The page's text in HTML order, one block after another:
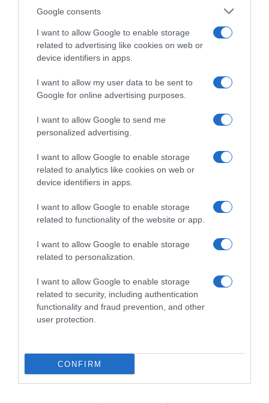
Google consents
I want to allow Google to enable storage
related to advertising like cookies on web or
device identifiers in apps.
I want to allow my user data to be sent to
Google for online advertising purposes.
I want to allow Google to send me
personalized advertising.
I want to allow Google to enable storage
related to analytics like cookies on web or
device identifiers in apps.
I want to allow Google to enable storage
related to functionality of the website or app.
I want to allow Google to enable storage
related to personalization.
I want to allow Google to enable storage
related to security, including authentication
functionality and fraud prevention, and other
user protection.
CONFIRM
Un anno nell’orto
Il libro-agenda di Orto Da Coltivare, per programmare le
coltivazioni.
Matteo Cereda
APPROFONDISCI
Orto Da Coltivare è il blog di riferimento per chiunque abbia
voglia di coltivare il proprio orto in modo naturale e
biologico. I nostri contenuti sono stati scritti per tutti i “livelli”
di esperienza: esperti di orticoltura biologica, giardinieri
amatoriali, permacultori e agricoltori sostenibili, a chi si
avvicina per la prima volta all’autoproduzione alimentare e
di tecniche di coltivazione, difesa biologica, varietà orticole,
agricoltura rigenerativa e tutto ciò che riguarda l’orto
biodiversità agraria e pratiche di agricoltura sostenibile,
tutto fatto con guide pratiche per chi vuole sviluppare il
proprio orto rispettando l’ambiente. Buon orto!
CreditsPrivacy e CookiePreferenze Privacy